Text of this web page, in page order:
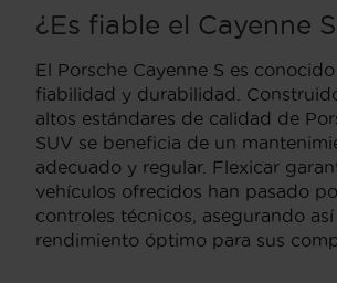
¿Es fiable el Cayenne
El Porsche Cayenne S es
fiabilidad y durabilidad.
altos estándares de calidad de
SUV se beneficia de un
adecuado y regular. Flexicar
vehículos ofrecidos han pasado
controles técnicos, asegurando así
rendimiento óptimo para sus